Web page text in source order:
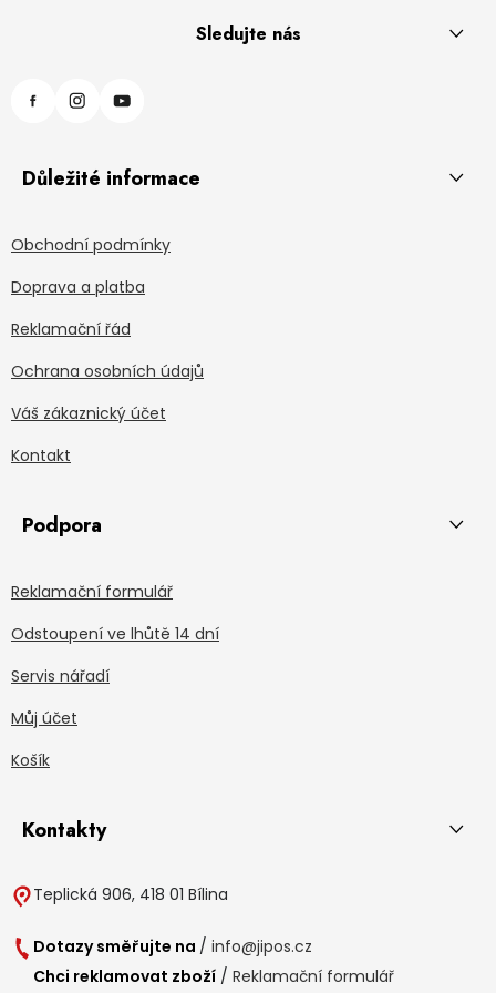
Sledujte nás
Důležité informace
Obchodní podmínky
Doprava a platba
Reklamační řád
Ochrana osobních údajů
Váš zákaznický účet
Kontakt
Podpora
Reklamační formulář
Odstoupení ve lhůtě 14 dní
Servis nářadí
Můj účet
Košík
Kontakty
Teplická 906, 418 01 Bílina
Dotazy směřujte na / info@jipos.cz
Chci reklamovat zboží / Reklamační formulář